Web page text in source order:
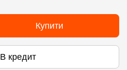
Купити
В кредит